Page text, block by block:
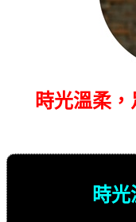
時光溫柔，
時